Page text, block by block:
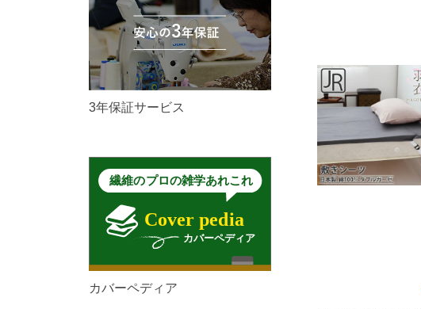
3年保証サービス
カバーペディア